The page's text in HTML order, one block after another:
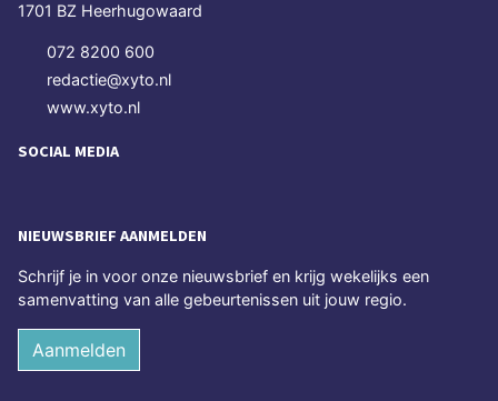
1701 BZ Heerhugowaard
072 8200 600
redactie@xyto.nl
www.xyto.nl
SOCIAL MEDIA
NIEUWSBRIEF AANMELDEN
Schrijf je in voor onze nieuwsbrief en krijg wekelijks een
samenvatting van alle gebeurtenissen uit jouw regio.
Aanmelden